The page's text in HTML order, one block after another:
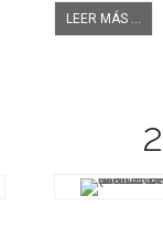
LEER MÁS ...